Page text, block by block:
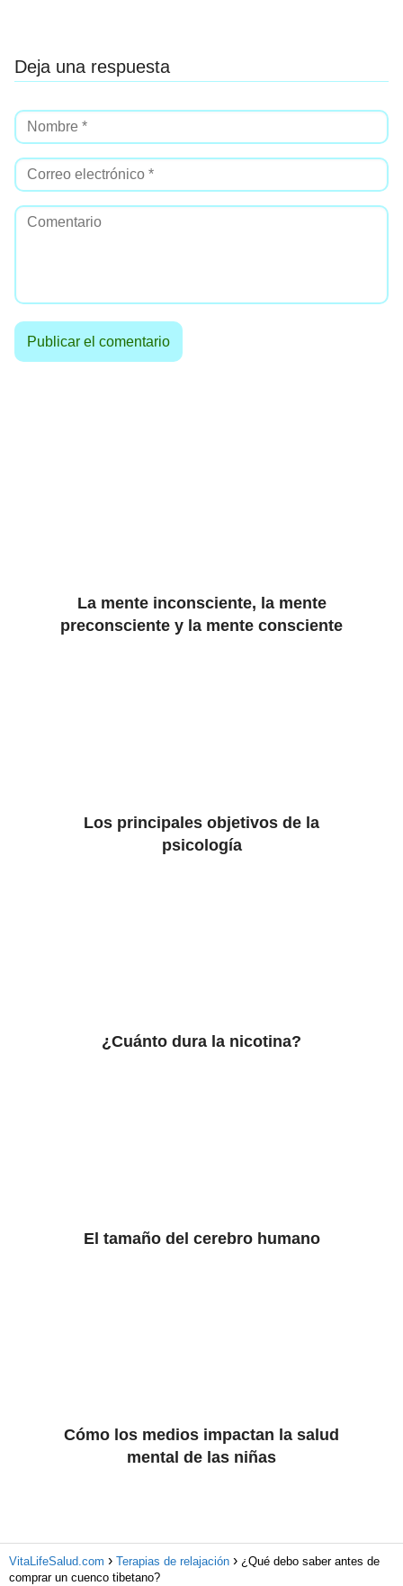
Deja una respuesta
La mente inconsciente, la mente
preconsciente y la mente consciente
Los principales objetivos de la
psicología
¿Cuánto dura la nicotina?
El tamaño del cerebro humano
Cómo los medios impactan la salud
mental de las niñas
VitaLifeSalud.com Terapias de relajación
¿Qué debo saber antes de
comprar un cuenco tibetano?